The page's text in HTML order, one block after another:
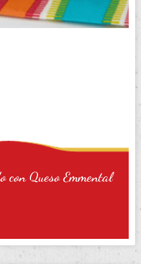
con Queso Emmental